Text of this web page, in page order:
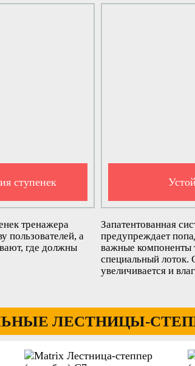
ступенек
тренажера
пользователей, а
где должны
Запатентованная
предупреждает
важные компоненты
специальный
увеличивается и
ЛЕСТНИЦЫ-